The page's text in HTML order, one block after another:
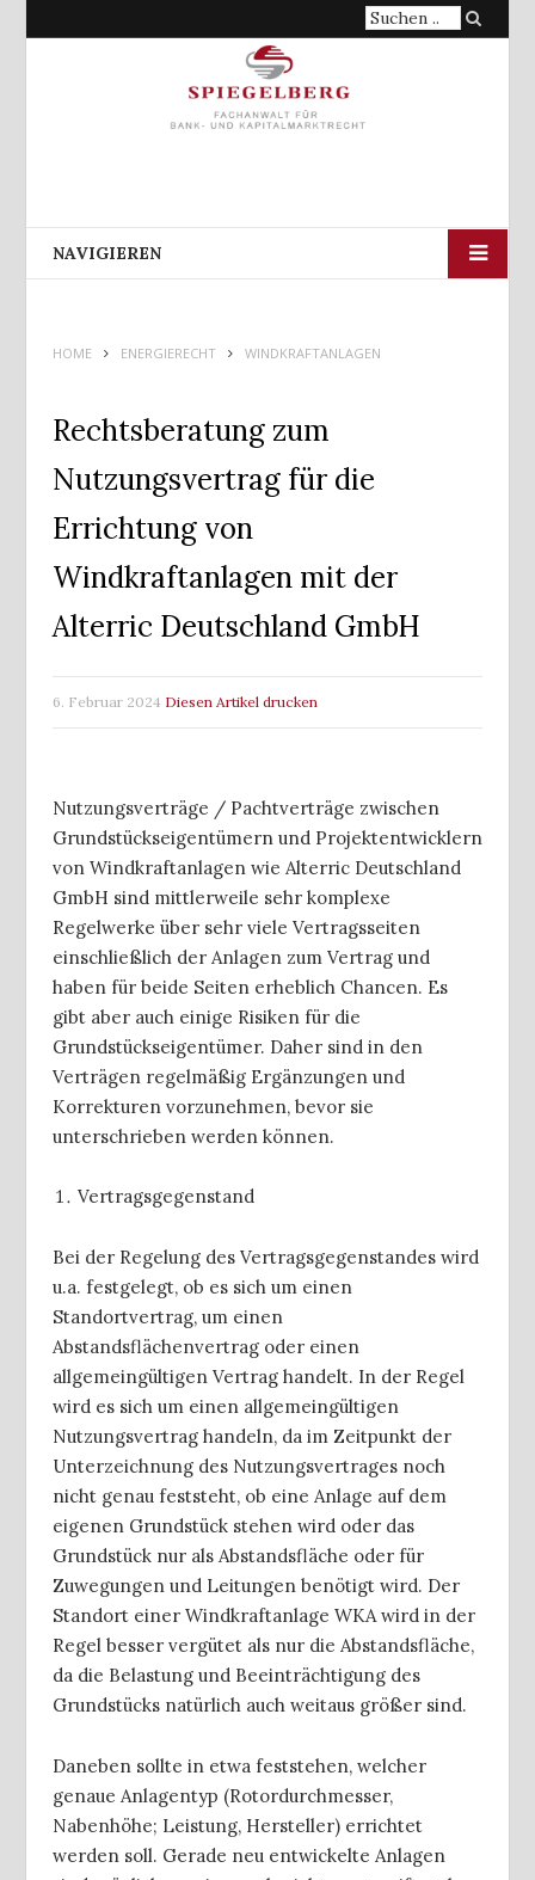
Suche
NAVIGIEREN
HOME ENERGIERECHT WINDKRAFTANLAGEN
Rechtsberatung zum
Nutzungsvertrag für die
Errichtung von
Windkraftanlagen mit der
Alterric Deutschland GmbH
6. Februar 2024 Diesen Artikel drucken
Nutzungsverträge / Pachtverträge zwischen
Grundstückseigentümern und Projektentwicklern
von Windkraftanlagen wie Alterric Deutschland
GmbH sind mittlerweile sehr komplexe
Regelwerke über sehr viele Vertragsseiten
einschließlich der Anlagen zum Vertrag und
haben für beide Seiten erheblich Chancen. Es
gibt aber auch einige Risiken für die
Grundstückseigentümer. Daher sind in den
Verträgen regelmäßig Ergänzungen und
Korrekturen vorzunehmen, bevor sie
unterschrieben werden können.
Vertragsgegenstand
Bei der Regelung des Vertragsgegenstandes wird
u.a. festgelegt, ob es sich um einen
Standortvertrag, um einen
Abstandsflächenvertrag oder einen
allgemeingültigen Vertrag handelt. In der Regel
wird es sich um einen allgemeingültigen
Nutzungsvertrag handeln, da im Zeitpunkt der
Unterzeichnung des Nutzungsvertrages noch
nicht genau feststeht, ob eine Anlage auf dem
eigenen Grundstück stehen wird oder das
Grundstück nur als Abstandsfläche oder für
Zuwegungen und Leitungen benötigt wird. Der
Standort einer Windkraftanlage WKA wird in der
Regel besser vergütet als nur die Abstandsfläche,
da die Belastung und Beeinträchtigung des
Grundstücks natürlich auch weitaus größer sind.
Daneben sollte in etwa feststehen, welcher
genaue Anlagentyp (Rotordurchmesser,
Nabenhöhe; Leistung, Hersteller) errichtet
werden soll. Gerade neu entwickelte Anlagen